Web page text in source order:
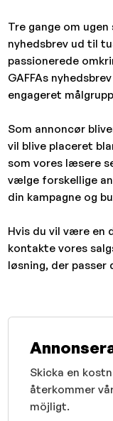
Tre gange om ugen
nyhedsbrev ud til
passionerede
GAFFAs
engageret
Som annoncør
vil blive placeret
som vores læsere
vælge forskellige
din kampagne og
Hvis du vil være en
kontakte vores
løsning, der passer
Skicka en
återkommer
möjligt.